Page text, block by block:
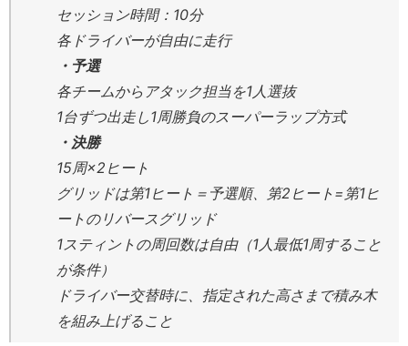
セッション時間：10分
各ドライバーが自由に走行
・予選
各チームからアタック担当を1人選抜
1台ずつ出走し1周勝負のスーパーラップ方式
・決勝
15周×2ヒート
グリッドは第1ヒート＝予選順、第2ヒート=第1ヒ
ートのリバースグリッド
1スティントの周回数は自由（1人最低1周すること
が条件）
ドライバー交替時に、指定された高さまで積み木
を組み上げること